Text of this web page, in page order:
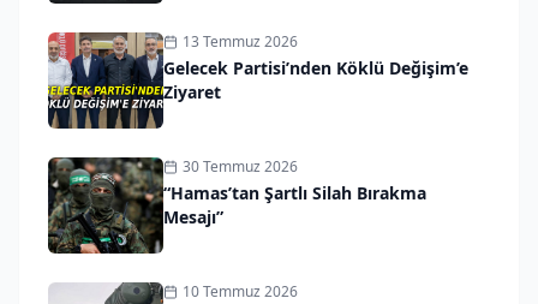
13 Temmuz 2026
Gelecek Partisi’nden Köklü Değişim’e
Ziyaret
30 Temmuz 2026
“Hamas’tan Şartlı Silah Bırakma
Mesajı”
10 Temmuz 2026